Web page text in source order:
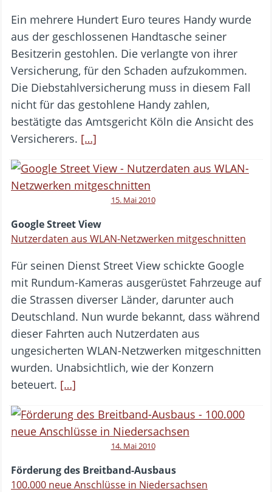
Ein mehrere Hundert Euro teures Handy wurde
aus der geschlossenen Handtasche seiner
Besitzerin gestohlen. Die verlangte von ihrer
Versicherung, für den Schaden aufzukommen.
Die Diebstahlversicherung muss in diesem Fall
nicht für das gestohlene Handy zahlen,
bestätigte das Amtsgericht Köln die Ansicht des
Versicherers. […]
15. Mai 2010
Google Street View
Nutzerdaten aus WLAN-Netzwerken mitgeschnitten
Für seinen Dienst Street View schickte Google
mit Rundum-Kameras ausgerüstet Fahrzeuge auf
die Strassen diverser Länder, darunter auch
Deutschland. Nun wurde bekannt, dass während
dieser Fahrten auch Nutzerdaten aus
ungesicherten WLAN-Netzwerken mitgeschnitten
wurden. Unabsichtlich, wie der Konzern
beteuert. […]
14. Mai 2010
Förderung des Breitband-Ausbaus
100.000 neue Anschlüsse in Niedersachsen